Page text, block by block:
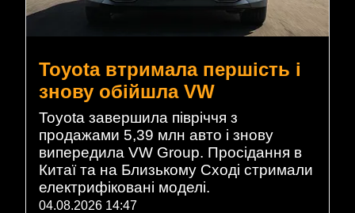
Toyota втримала першість і
знову обійшла VW
Toyota завершила півріччя з
продажами 5,39 млн авто і знову
випередила VW Group. Просідання в
Китаї та на Близькому Сході стримали
електрифіковані моделі.
04.08.2026 14:47